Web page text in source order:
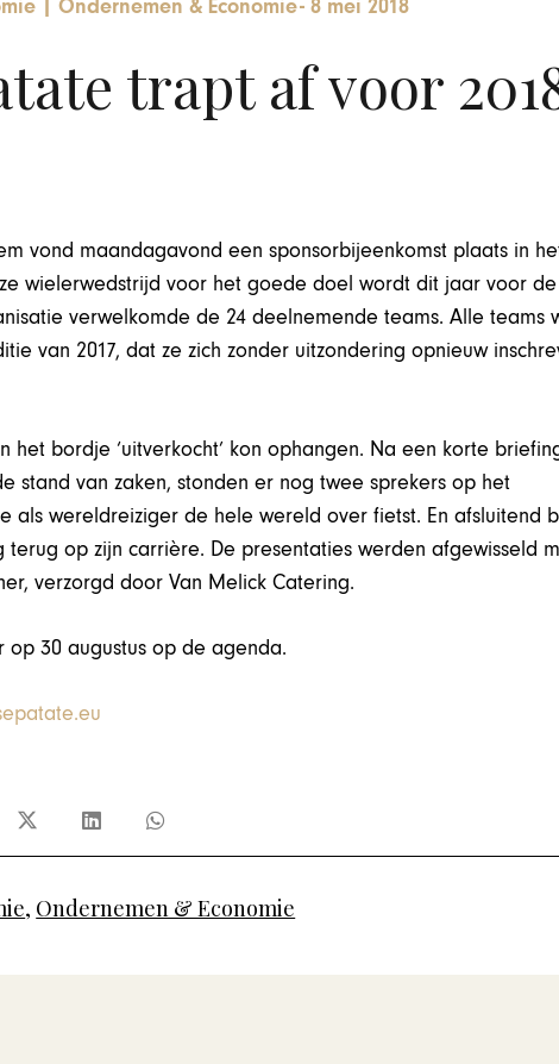
Ondernemen & Economie- 8 mei 2018
trapt af voor
vond maandagavond een sponsorbijeenkomst plaats in
wielerwedstrijd voor het goede doel wordt dit jaar voor de
verwelkomde de 24 deelnemende teams. Alle teams
van 2017, dat ze zich zonder uitzondering opnieuw
bordje ‘uitverkocht’ kon ophangen. Na een korte
stand van zaken, stonden er nog twee sprekers op het
als wereldreiziger de hele wereld over fietst. En afsluitend
op zijn carrière. De presentaties werden afgewisseld
verzorgd door Van Melick Catering.
op 30 augustus op de agenda.
, Ondernemen & Economie